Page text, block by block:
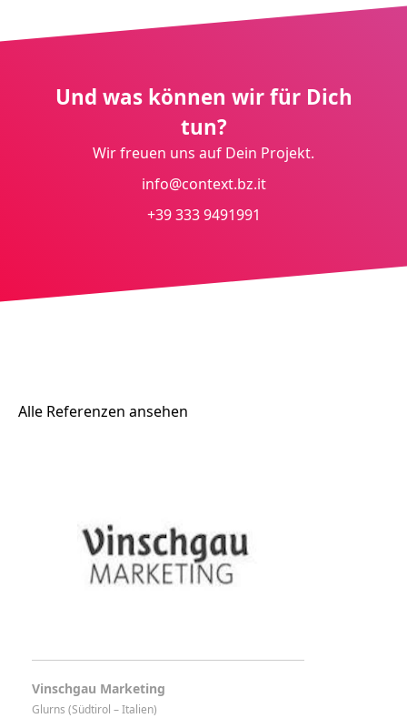
Und was können wir für Dich
tun?
Wir freuen uns auf Dein Projekt.
info@context.bz.it
+39 333 9491991
Alle Referenzen ansehen
Vinschgau Marketing
Glurns (Südtirol – Italien)